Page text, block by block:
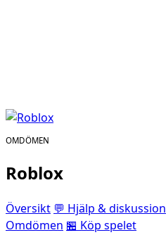
OMDÖMEN
Roblox
Översikt 💬 Hjälp & diskussion
Omdömen 🏪 Köp spelet